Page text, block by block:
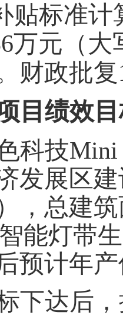
贴标准
万元 （
财政批复
目绩效
科技Mini
发展区
，总建
能灯带
预计年
下达后